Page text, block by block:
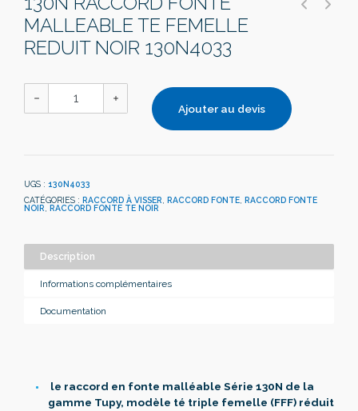
MALLEABLE TE FEMELLE
REDUIT NOIR 130N4033
Ajouter au devis
UGS : 130N4033
CATÉGORIES : RACCORD À VISSER RACCORD FONTE RACCORD FONTE
NOIR RACCORD FONTE TE NOIR
Description
Informations complémentaires
Documentation
le raccord en fonte malléable Série 130N de la
gamme Tupy, modèle té triple femelle (FFF) réduit